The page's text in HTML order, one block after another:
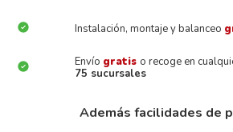
Instalación, montaje y balanceo
Envío gratis o recoge en
75 sucursales
Además facilidades de